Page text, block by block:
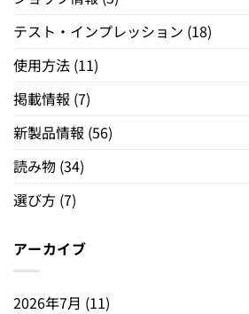
テスト・インプレッション (18)
使用方法 (11)
掲載情報 (7)
新製品情報 (56)
読み物 (34)
選び方 (7)
アーカイブ
2026年7月 (11)